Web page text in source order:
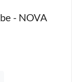
- NOVA